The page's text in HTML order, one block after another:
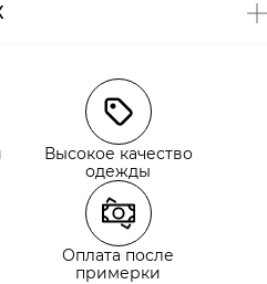
СДЭК
СДЭК
Высокое качество
одежды
Оплата после
примерки